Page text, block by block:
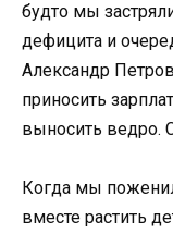
будто мы
дефицита и
Александр
приносить
выносить ведро.
Когда мы
вместе растить